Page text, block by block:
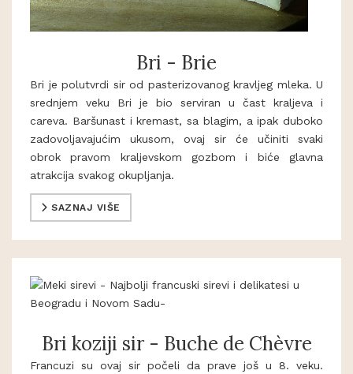
Bri - Brie
Bri je polutvrdi sir od pasterizovanog kravljeg mleka. U
srednjem veku Bri je bio serviran u čast kraljeva i
careva. Baršunast i kremast, sa blagim, a ipak duboko
zadovoljavajućim ukusom, ovaj sir će učiniti svaki
obrok pravom kraljevskom gozbom i biće glavna
atrakcija svakog okupljanja.
SAZNAJ VIŠE
Bri koziji sir - Buche de Chèvre
Francuzi su ovaj sir počeli da prave još u 8. veku.